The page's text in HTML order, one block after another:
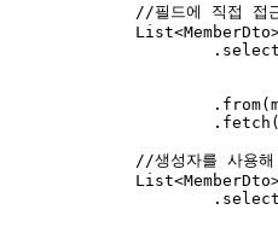
//필드에 직접 접
List<MemberDto
. select
. from(
. fetch
//생성자를 사용해
List<MemberDto
. select